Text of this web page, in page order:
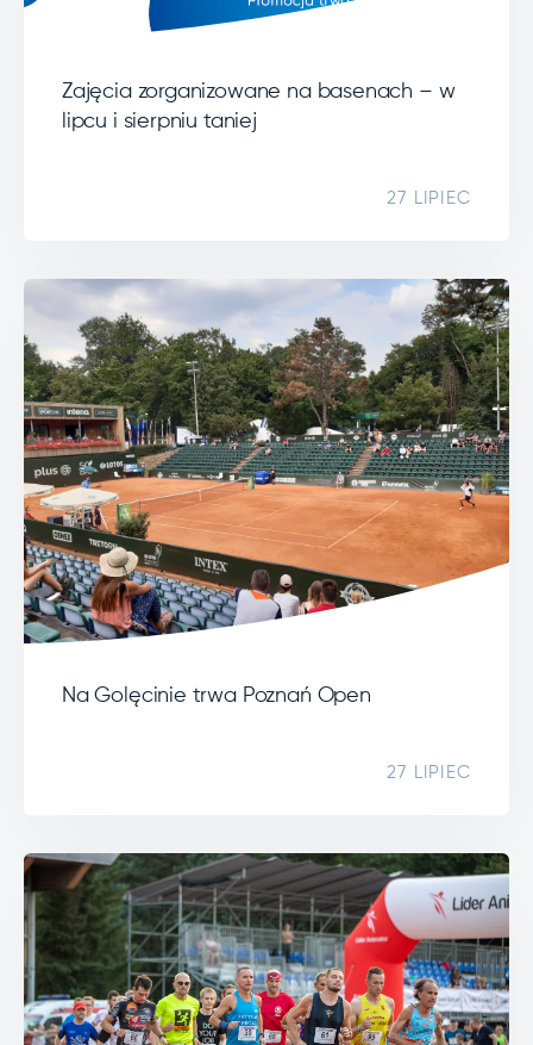
Zajęcia zorganizowane na basenach – w
lipcu i sierpniu taniej
27 LIPIEC
Na Golęcinie trwa Poznań Open
27 LIPIEC